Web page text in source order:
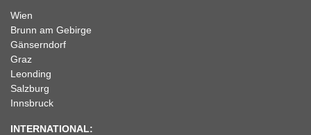
Wien
Brunn am Gebirge
Gänserndorf
Graz
Leonding
Salzburg
Innsbruck
INTERNATIONAL: